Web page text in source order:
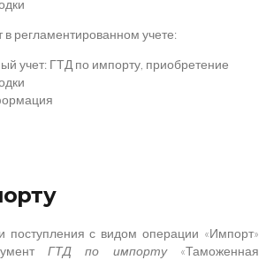
регламентированном учете:
поступления с видом операции «Импорт»
ГТД по импорту «Таможенная